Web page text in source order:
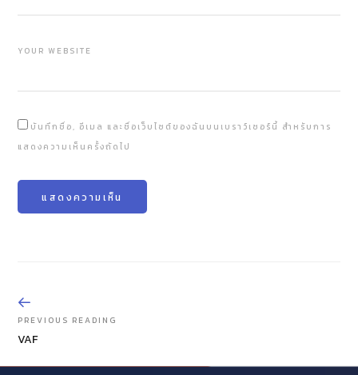
YOUR WEBSITE
บันทึกชื่อ, อีเมล และชื่อเว็บไซต์ของฉันบนเบราว์เซอร์นี้ สำหรับการ
แสดงความเห็นครั้งถัดไป
PREVIOUS READING
VAF